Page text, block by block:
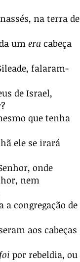
na terra de
um era cabeça
falaram-
de Israel,
que tenha
ele se irará
onde
nem
congregação de
aos cabeças
foi por rebeldia, ou